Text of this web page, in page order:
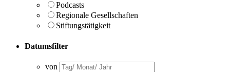
Podcasts
Regionale Gesellschaften
Stiftungstätigkeit
Datumsfilter
von